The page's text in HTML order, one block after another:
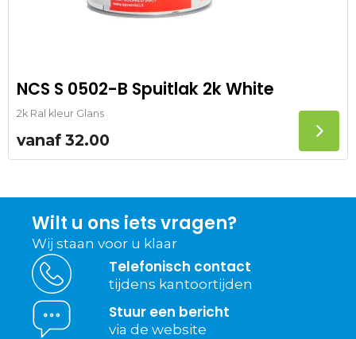
NCS S 0502-B Spuitlak 2k White
2k Ral kleur Glans
vanaf 32.00
Wilt u ons iets vragen?
Wij staan voor u klaar
Telefonisch contact
tijdens kantoortijden
Stuur een bericht
via de website